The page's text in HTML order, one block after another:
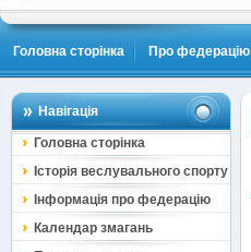
Головна сторінка Про федерацію
Навігація
Головна сторінка
Історія веслувального спорту
Інформація про федерацію
Календар змагань